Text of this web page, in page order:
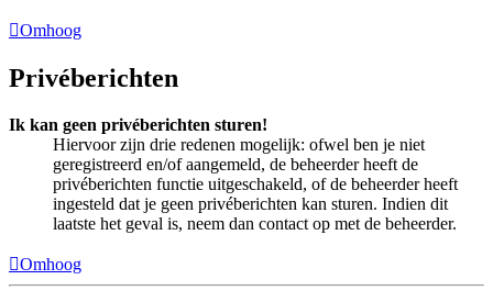
Omhoog
Privéberichten
Ik kan geen privéberichten sturen!
Hiervoor zijn drie redenen mogelijk: ofwel ben je niet
geregistreerd en/of aangemeld, de beheerder heeft de
privéberichten functie uitgeschakeld, of de beheerder heeft
ingesteld dat je geen privéberichten kan sturen. Indien dit
laatste het geval is, neem dan contact op met de beheerder.
Omhoog